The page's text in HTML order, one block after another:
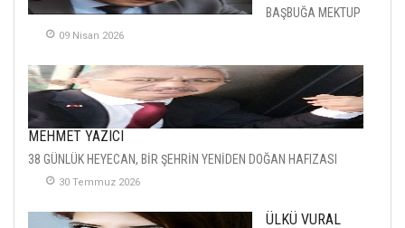
BAŞBUĞA MEKTUP
09 Nisan 2026
MEHMET YAZICI
38 GÜNLÜK HEYECAN, BİR ŞEHRİN YENİDEN DOĞAN HAFIZASI
30 Temmuz 2026
ÜLKÜ VURAL